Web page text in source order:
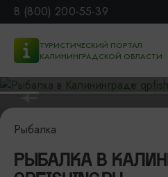
8 (800) 200-55-39
ТУРИСТИЧЕСКИЙ ПОРТАЛ
КАЛИНИНГРАДСКОЙ ОБЛАСТИ
Рыбалка
РЫБАЛКА В